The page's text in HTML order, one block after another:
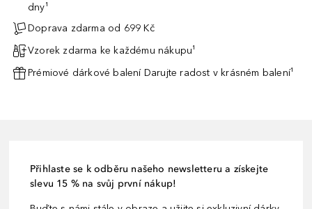
dny¹
Doprava zdarma od 699 Kč
Vzorek zdarma ke každému nákupu¹
Prémiové dárkové balení Darujte radost v krásném balení¹
Přihlaste se k odběru našeho newsletteru a získejte
slevu 15 % na svůj první nákup!